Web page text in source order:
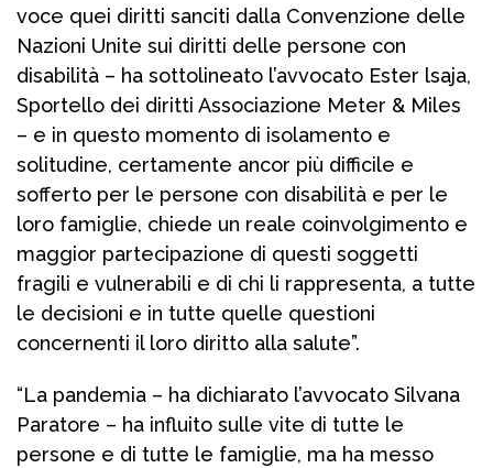
voce quei diritti sanciti dalla Convenzione delle
Nazioni Unite sui diritti delle persone con
disabilità – ha sottolineato l’avvocato Ester lsaja,
Sportello dei diritti Associazione Meter & Miles
– e in questo momento di isolamento e
solitudine, certamente ancor più difficile e
sofferto per le persone con disabilità e per le
loro famiglie, chiede un reale coinvolgimento e
maggior partecipazione di questi soggetti
fragili e vulnerabili e di chi li rappresenta, a tutte
le decisioni e in tutte quelle questioni
concernenti il loro diritto alla salute”.
“La pandemia – ha dichiarato l’avvocato Silvana
Paratore – ha influito sulle vite di tutte le
persone e di tutte le famiglie, ma ha messo